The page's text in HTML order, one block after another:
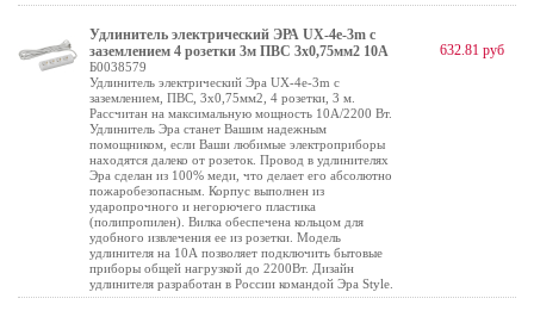
Удлинитель электрический ЭРА UX-4e-3m с
заземлением 4 розетки 3м ПВС 3x0,75мм2 10А
Б0038579
Удлинитель электрический Эра UX-4e-3m с
заземлением, ПВС, 3x0,75мм2, 4 розетки, 3 м.
Рассчитан на максимальную мощность 10А/2200 Вт.
Удлинитель Эра станет Вашим надежным
помощником, если Ваши любимые электроприборы
находятся далеко от розеток. Провод в удлинителях
Эра сделан из 100% меди, что делает его абсолютно
пожаробезопасным. Корпус выполнен из
ударопрочного и негорючего пластика
(полипропилен). Вилка обеспечена кольцом для
удобного извлечения ее из розетки. Модель
удлинителя на 10А позволяет подключить бытовые
приборы общей нагрузкой до 2200Вт. Дизайн
удлинителя разработан в России командой Эра Style.
632.81 руб